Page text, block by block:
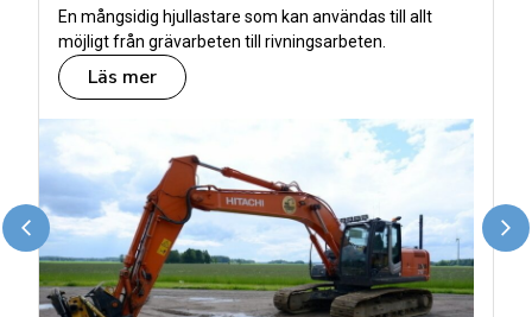
En mångsidig hjullastare som kan användas till allt
möjligt från grävarbeten till rivningsarbeten.
Läs mer